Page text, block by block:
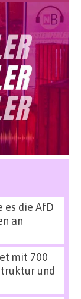
es die AfD
an
mit 700
und